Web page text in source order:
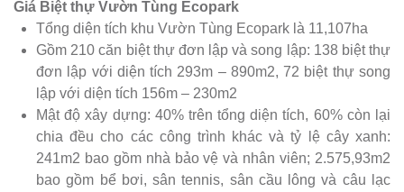
Giá Biệt thự Vườn Tùng Ecopark
Tổng diện tích khu Vườn Tùng Ecopark là 11,107ha
Gồm 210 căn biệt thự đơn lập và song lập: 138 biệt thự
đơn lập với diện tích 293m – 890m2, 72 biệt thự song
lập với diện tích 156m – 230m2
Mật độ xây dựng: 40% trên tổng diện tích, 60% còn lại
chia đều cho các công trình khác và tỷ lệ cây xanh:
241m2 bao gồm nhà bảo vệ và nhân viên; 2.575,93m2
bao gồm bể bơi, sân tennis, sân cầu lông và câu lạc